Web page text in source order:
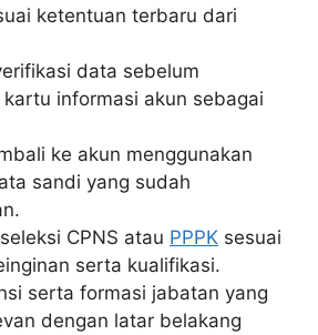
ketentuan terbaru dari
data sebelum
informasi akun sebagai
ke akun menggunakan
sandi yang sudah
CPNS atau PPPK sesuai
serta kualifikasi.
serta formasi jabatan yang
dengan latar belakang